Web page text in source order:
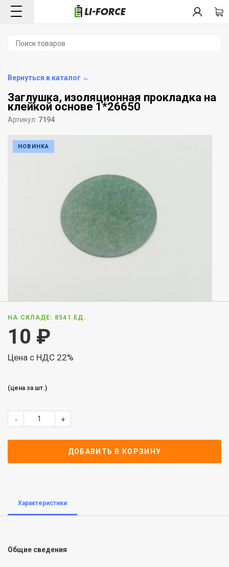
Вернуться в каталог ←
Заглушка, изоляционная прокладка на
клейкой основе 1*26650
Артикул: 7194
НОВИНКА
НА СКЛАДЕ: 8541 ЕД.
10 ₽
Цена с НДС 22%
(цена за шт.)
- +
ДОБАВИТЬ В КОРЗИНУ
Характеристики
Общие сведения